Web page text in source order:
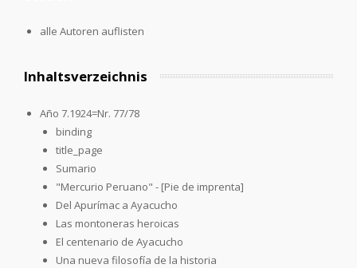
alle Autoren auflisten
Inhaltsverzeichnis
Año 7.1924=Nr. 77/78
binding
title_page
Sumario
"Mercurio Peruano" - [Pie de imprenta]
Del Apurímac a Ayacucho
Las montoneras heroicas
El centenario de Ayacucho
Una nueva filosofía de la historia